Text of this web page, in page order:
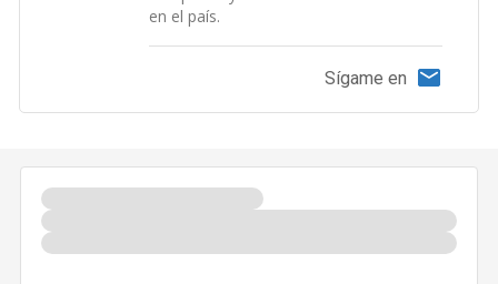
en el país.
Sígame en